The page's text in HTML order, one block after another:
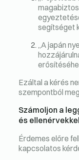
segítséget
„A japán
Ezáltal a kérés
szempontból
Számoljon a
és ellenérvekkel
Érdemes előre
kapcsolatos